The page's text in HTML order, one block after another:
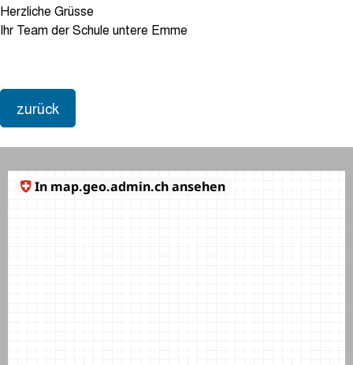
Herzliche Grüsse
Ihr Team der Schule untere Emme
zurück